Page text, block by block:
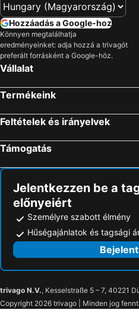
Hozzáadás a Google-hoz
Könnyen megtalálhatja
eredményeinket: adja hozzá a trivagót
preferált forrásként a Google-höz.
Vállalat
Termékeink
Feltételek és irányelvek
Támogatás
Jelentkezzen be a
előnyeiért
Személyre szabott élmény
Hűségajánlatok és tagsági
trivago N.V., Kesselstraße 5 – 7, 40221
Copyright 2026 trivago | Minden jog